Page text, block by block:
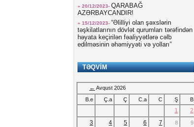
» 20/12/2023- QARABAĞ
AZƏRBAYCANDIR!
» 15/12/2023- “Əlilliyi olan şəxslərin
təşkilatlarının dövlət qurumları tərəfindən
həyata keçirilən fəaliyyətlərə cəlb
edilməsinin əhəmiyyəti və yolları”
TƏQVİM
← Avqust 2026
B.e
Ç.a Ç C.a C Ş В
1
2
3
4 5 6 7 8
9